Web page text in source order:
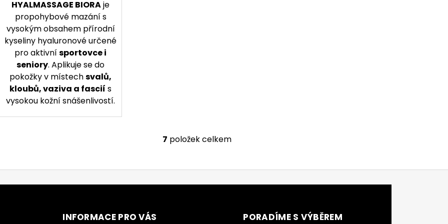
HYALMASSAGE BIORAje
propohybové mazání s
vysokým obsahem přírodní
kyseliny hyaluronové určené
pro aktivnísportovce i
seniory. Aplikuje se do
pokožky v místechsvalů,
kloubů, vaziva a fascií s
vysokou kožní snášenlivostí.
Ovládací prvky výpisu
7 položek celkem
INFORMACE PRO VÁS PORADÍME S VÝBĚREM